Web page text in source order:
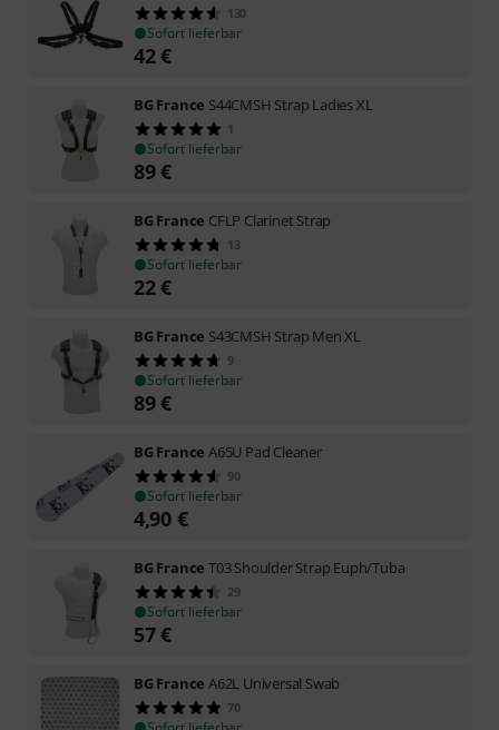
130
Sofort lieferbar
42€
BG France S44CMSH Strap Ladies XL
1
Sofort lieferbar
89€
BG France CFLP Clarinet Strap
13
Sofort lieferbar
22€
BG France S43CMSH Strap Men XL
9
Sofort lieferbar
89€
BG France A65U Pad Cleaner
90
Sofort lieferbar
4,90 €
BG France T03 Shoulder Strap Euph/Tuba
29
Sofort lieferbar
57€
BG France A62L Universal Swab
70